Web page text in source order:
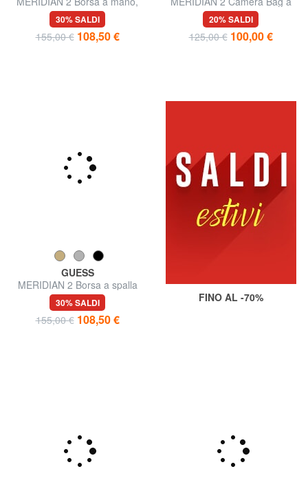
GUESS
MERIDIAN 2 Borsa a mano,
con tracolla
30% SALDI
GUESS
MERIDIAN 2 Camera Bag a
tracolla
20% SALDI
GUESS
MERIDIAN 2 Borsa a spalla
30% SALDI
FINO AL -70%